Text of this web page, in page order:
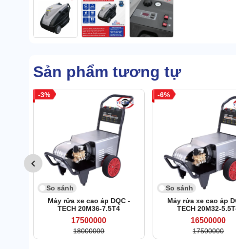
Sản phẩm tương tự
3
So sánh
Máy rửa xe cao áp DQC -
TECH 20M36-7.5T4
17500000
18000000
6
So sánh
Máy rửa xe cao áp
TECH 20M32-
16500000
17500000